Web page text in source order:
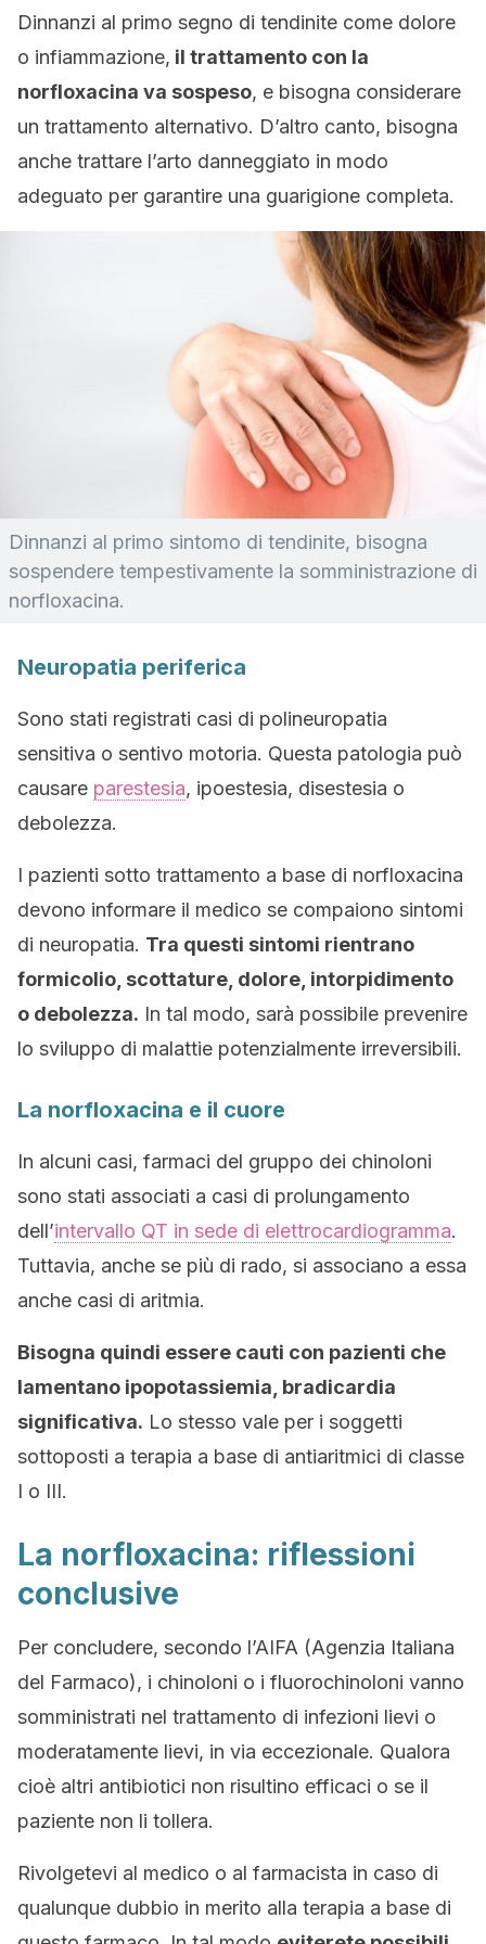
Dinnanzi al primo segno di tendinite come dolore
o infiammazione, il trattamento con la
norfloxacina va sospeso, e bisogna considerare
un trattamento alternativo. D’altro canto, bisogna
anche trattare l’arto danneggiato in modo
adeguato per garantire una guarigione completa.
Dinnanzi al primo sintomo di tendinite, bisogna
sospendere tempestivamente la somministrazione di
norfloxacina.
Neuropatia periferica
Sono stati registrati casi di polineuropatia
sensitiva o sentivo motoria. Questa patologia può
causare parestesia, ipoestesia, disestesia o
debolezza.
I pazienti sotto trattamento a base di norfloxacina
devono informare il medico se compaiono sintomi
di neuropatia. Tra questi sintomi rientrano
formicolio, scottature, dolore, intorpidimento
o debolezza. In tal modo, sarà possibile prevenire
lo sviluppo di malattie potenzialmente irreversibili.
La norfloxacina e il cuore
In alcuni casi, farmaci del gruppo dei chinoloni
sono stati associati a casi di prolungamento
dell’intervallo QT in sede di elettrocardiogramma.
Tuttavia, anche se più di rado, si associano a essa
anche casi di aritmia.
Bisogna quindi essere cauti con pazienti che
lamentano ipopotassiemia, bradicardia
significativa. Lo stesso vale per i soggetti
sottoposti a terapia a base di antiaritmici di classe
I o III.
La norfloxacina: riflessioni
conclusive
Per concludere, secondo l’AIFA (Agenzia Italiana
del Farmaco), i chinoloni o i fluorochinoloni vanno
somministrati nel trattamento di infezioni lievi o
moderatamente lievi, in via eccezionale. Qualora
cioè altri antibiotici non risultino efficaci o se il
paziente non li tollera.
Rivolgetevi al medico o al farmacista in caso di
qualunque dubbio in merito alla terapia a base di